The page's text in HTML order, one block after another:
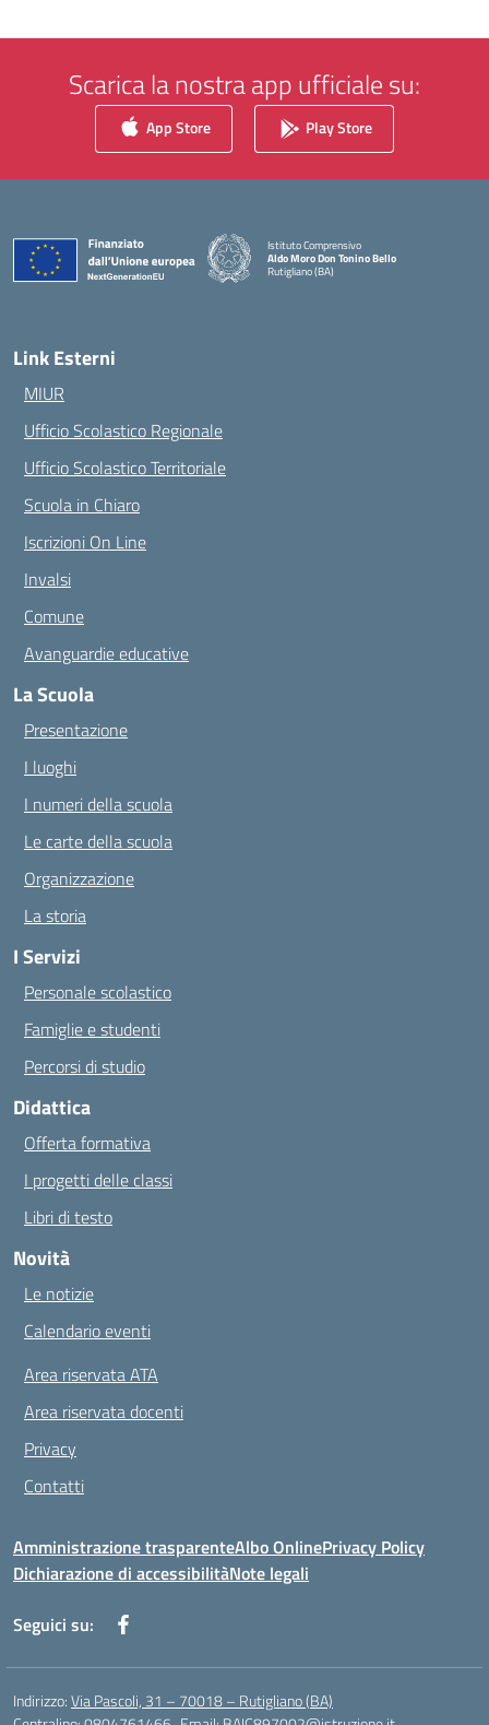
Scarica la nostra app ufficiale su:
App Store Play Store
Istituto Comprensivo
Aldo Moro Don Tonino Bello
Rutigliano (BA)
— Visita la pagina iniziale della scuola
Link Esterni
MIUR
Ufficio Scolastico Regionale
Ufficio Scolastico Territoriale
Scuola in Chiaro
Iscrizioni On Line
Invalsi
Comune
Avanguardie educative
La Scuola
Presentazione
I luoghi
I numeri della scuola
Le carte della scuola
Organizzazione
La storia
I Servizi
Personale scolastico
Famiglie e studenti
Percorsi di studio
Didattica
Offerta formativa
I progetti delle classi
Libri di testo
Novità
Le notizie
Calendario eventi
Area riservata ATA
Area riservata docenti
Privacy
Contatti
Amministrazione trasparenteAlbo OnlinePrivacy Policy
Dichiarazione di accessibilitàNote legali
Seguici su:
Indirizzo:Via Pascoli, 31 – 70018 – Rutigliano (BA)